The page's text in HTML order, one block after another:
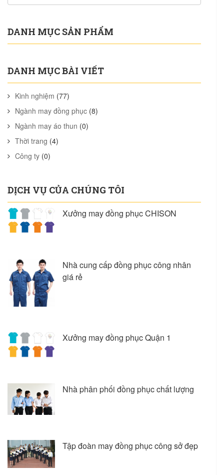
DANH MỤC SẢN PHẨM
DANH MỤC BÀI VIẾT
Kinh nghiệm (77)
Ngành may đồng phục (8)
Ngành may áo thun (0)
Thời trang (4)
Công ty (0)
DỊCH VỤ CỦA CHÚNG TÔI
Xưởng may đồng phục CHISON
Nhà cung cấp đồng phục công nhân
giá rẻ
Xưởng may đồng phục Quận 1
Nhà phân phối đồng phục chất lượng
Tập đoàn may đồng phục công sở đẹp